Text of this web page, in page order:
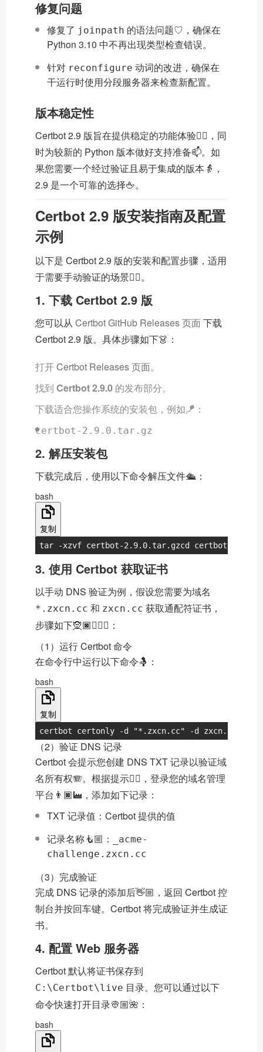
修复问题
修复了 joinpath 的语法问题♡，确保在
Python 3.10 中不再出现类型检查错误。
针对 reconfigure 动词的改进，确保在
干运行时使用分段服务器来检查新配置。
版本稳定性
Certbot 2.9 版旨在提供稳定的功能体验🧎‍♂️，同
时为较新的 Python 版本做好支持准备📫。如
果您需要一个经过验证且易于集成的版本👵，
2.9 是一个可靠的选择🖕。
Certbot 2.9 版安装指南及配置
示例
以下是 Certbot 2.9 版的安装和配置步骤，适用
于需要手动验证的场景☝🏼。
1. 下载 Certbot 2.9 版
您可以从 Certbot GitHub Releases 页面 下载
Certbot 2.9 版。具体步骤如下👗：
打开Certbot Releases 页面。
找到 Certbot 2.9.0 的发布部分。
下载适合您操作系统的安装包，例如🪁：
certbot-2.9.0.tar.gz
2. 解压安装包
下载完成后，使用以下命令解压文件🛳：
bash
复制
tar -xzvf certbot-2.9.0.tar.gzcd certbot-2.9.0
3. 使用 Certbot 获取证书
以手动 DNS 验证为例，假设您需要为域名
*.zxcn.cc 和 zxcn.cc 获取通配符证书，
步骤如下🧝🏿👩🏿‍⚖️：
（1）运行 Certbot 命令
在命令行中运行以下命令🤱：
bash
复制
certbot certonly -d "*.zxcn.cc" -d zxcn.cc --
（2）验证 DNS 记录
Certbot 会提示您创建 DNS TXT 记录以验证域
名所有权🪗。根据提示🧍‍♂️，登录您的域名管理
平台👨🏿‍🏭，添加如下记录：
TXT 记录值：Certbot 提供的值
记录名称🧜🏼：
_acme-
challenge.zxcn.cc
（3）完成验证
完成 DNS 记录的添加后👋🏼，返回 Certbot 控
制台并按回车键。Certbot 将完成验证并生成证
书。
4. 配置 Web 服务器
Certbot 默认将证书保存到
C:\Certbot\live 目录。您可以通过以下
命令快速打开目录👳🏼🌺：
bash